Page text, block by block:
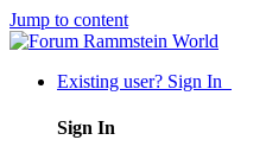
Jump to content
Existing user? Sign In
Sign In